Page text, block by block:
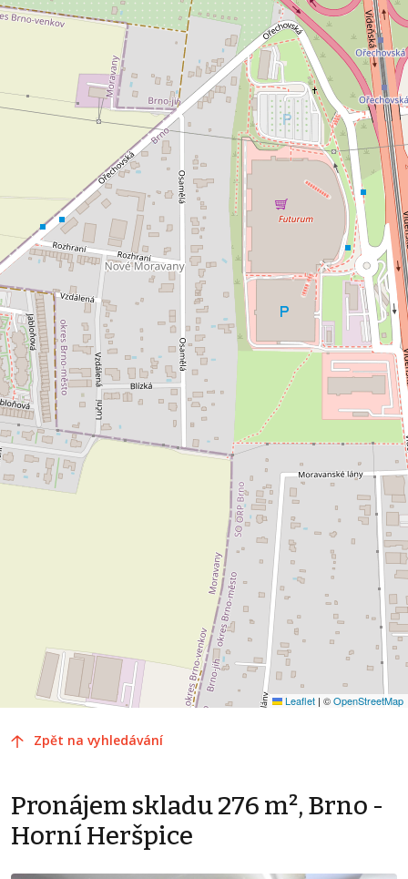
Leaflet | ©OpenStreetMap
Zpět na vyhledávání
Pronájem skladu 276 m², Brno -
Horní Heršpice